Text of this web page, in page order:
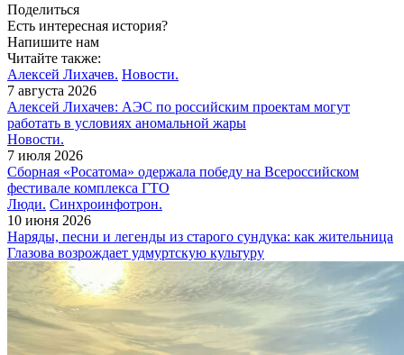
Поделиться
Есть интересная история?
Напишите нам
Читайте также:
Алексей Лихачев. Новости.
7 августа 2026
Алексей Лихачев: АЭС по российским проектам могут
работать в условиях аномальной жары
Новости.
7 июля 2026
Сборная «Росатома» одержала победу на Всероссийском
фестивале комплекса ГТО
Люди. Синхроинфотрон.
10 июня 2026
Наряды, песни и легенды из старого сундука: как жительница
Глазова возрождает удмуртскую культуру